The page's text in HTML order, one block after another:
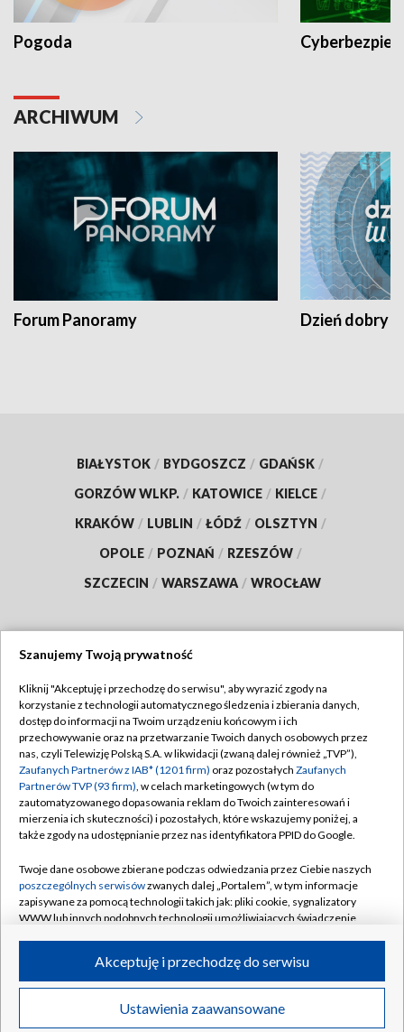
Pogoda
ARCHIWUM
Forum Panoramy Dzień dobry
BIAŁYSTOK / BYDGOSZCZ / GDAŃSK /
GORZÓW WLKP. / KATOWICE / KIELCE /
KRAKÓW / LUBLIN / ŁÓDŹ / OLSZTYN /
OPOLE / POZNAŃ / RZESZÓW /
SZCZECIN / WARSZAWA / WROCŁAW
TVP
Abonament TVP
Emisja w TVP
Centrum informacji TVP
Naziemna Telewizja Cyfrowa
Rada Programowa
System NOS
Informacje o nadawcy
Program dla prasy
Ogłoszenie przetargowe
Regulamin TVP
Polityka prywatności
Moje zgody
Pomoc
Kontakt
Kanały
©2026 Telewizja Polska S.A. w likwidacji
Szanujemy Twoją prywatność
Kliknij "Akceptuję i przechodzę do serwisu", aby wyrazić zgody na
korzystanie z technologii automatycznego śledzenia i zbierania danych,
dostęp do informacji na Twoim urządzeniu końcowym i ich
przechowywanie oraz na przetwarzanie Twoich danych osobowych przez
nas, czyli Telewizję Polską S.A. w likwidacji (zwaną dalej również „TVP”),
Zaufanych Partnerów z IAB* (1201 firm) oraz pozostałych Zaufanych
Partnerów TVP (93 firm), w celach marketingowych (w tym do
zautomatyzowanego dopasowania reklam do Twoich zainteresowań i
mierzenia ich skuteczności) i pozostałych, które wskazujemy poniżej, a
także zgody na udostępnianie przez nas identyfikatora PPID do Google.
Twoje dane osobowe zbierane podczas odwiedzania przez Ciebie naszych
poszczególnych serwisówzwanych dalej „Portalem”, w tym informacje
zapisywane za pomocą technologii takich jak: pliki cookie, sygnalizatory
WWW lub innych podobnych technologii umożliwiających świadczenie
ruchu w Internecie.
Twoje dane osobowe zbierane podczas odwiedzania przez Ciebie
poszczególnych serwisówna Portalu, takie jak adresy IP, identyfikatory
Ustawienia zaawansowane
Akceptuję i przechodzę do serwisu